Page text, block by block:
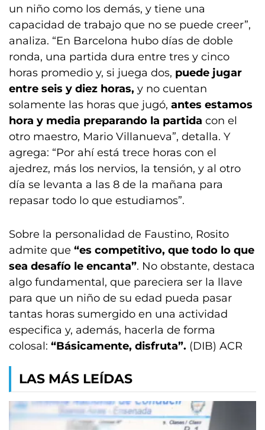
un niño como los demás, y tiene una
capacidad de trabajo que no se puede creer”,
analiza. “En Barcelona hubo días de doble
ronda, una partida dura entre tres y cinco
horas promedio y, si juega dos, puede jugar
entre seis y diez horas, y no cuentan
solamente las horas que jugó, antes estamos
hora y media preparando la partida con el
otro maestro, Mario Villanueva”, detalla. Y
agrega: “Por ahí está trece horas con el
ajedrez, más los nervios, la tensión, y al otro
día se levanta a las 8 de la mañana para
repasar todo lo que estudiamos”.
Sobre la personalidad de Faustino, Rosito
admite que “es competitivo, que todo lo que
sea desafío le encanta”. No obstante, destaca
algo fundamental, que pareciera ser la llave
para que un niño de su edad pueda pasar
tantas horas sumergido en una actividad
especifica y, además, hacerla de forma
colosal: “Básicamente, disfruta”. (DIB) ACR
LAS MÁS LEÍDAS